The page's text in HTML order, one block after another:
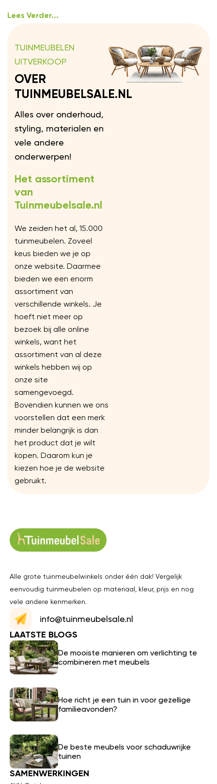
Lees Verder...
TUINMEUBELEN
UITVERKOOP
OVER
TUINMEUBELSALE.NL
Alles over onderhoud,
styling, materialen en
vele andere
onderwerpen!
Het assortiment
van
Tuinmeubelsale.nl
We zeiden het al, 15.000
tuinmeubelen. Zoveel
keus bieden we je op
onze website. Daarmee
bieden we een enorm
assortiment van
verschillende winkels. Je
hoeft niet meer op
bezoek bij alle online
winkels, want het
assortiment van al deze
winkels hebben wij op
onze site
samengevoegd.
Bovendien kunnen we ons
voorstellen dat een merk
minder belangrijk is dan
het product dat je wilt
kopen. Daarom kun je
kiezen hoe je de website
gebruikt.
Alle grote tuinmeubelwinkels onder één dak! Vergelijk
eenvoudig tuinmeubelen op materiaal, kleur, prijs en nog
vele andere kenmerken.
info@tuinmeubelsale.nl
LAATSTE BLOGS
De mooiste manieren om verlichting te
combineren met meubels
Hoe richt je een tuin in voor gezellige
familieavonden?
De beste meubels voor schaduwrijke
tuinen
SAMENWERKINGEN